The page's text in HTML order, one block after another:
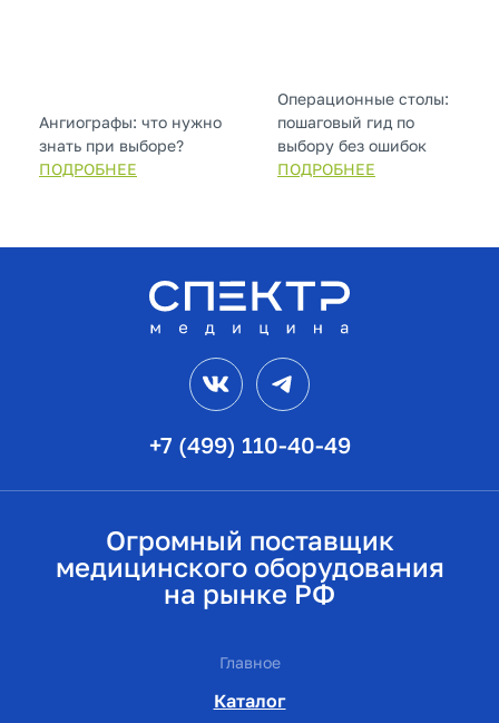
Ангиографы: что нужно
знать при выборе?
ПОДРОБНЕЕ
Операционные столы:
пошаговый гид по
выбору без ошибок
ПОДРОБНЕЕ
+7 (499) 110-40-49
VK
Огромный поставщик
медицинского оборудования
на рынке РФ
Главное
Каталог